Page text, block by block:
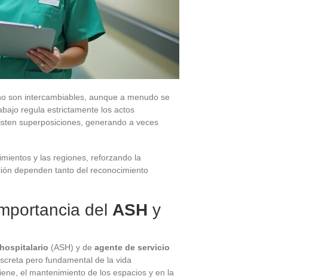
son intercambiables, aunque a menudo se
regula estrictamente los actos
superposiciones, generando a veces
y las regiones, reforzando la
dependen tanto del reconocimiento
del ASH y
(ASH) y de agente de servicio
pero fundamental de la vida
el mantenimiento de los espacios y en la